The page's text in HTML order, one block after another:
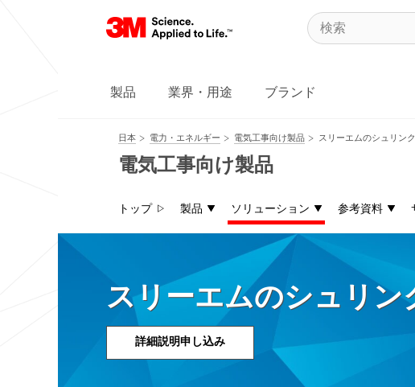
製品 業界・用途 ブランド
日本 電力・エネルギー 電気工事向け製品 スリーエムのシュリン
電気工事向け製品
トップ 製品 ソリューション 参考資料
スリーエムのシュリ
詳細説明申し込み